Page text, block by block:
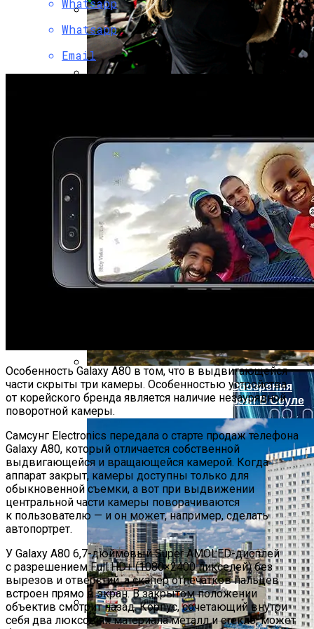
Вьетнам Заказал 18 Новейших
Российских Як-130М
Опасений США По Поводу Ирана
Смартфон Archos 50d Oxygen Ожидается
Футуристическое Колесо Обозрения
Высотой 220 Метров Построят В Сеуле
Whatsapp
Email
Особенность Galaxy A80 в том, что в выдвигающейся
части скрыты три камеры. Особенностью устройства
от корейского бренда является наличие незаурядной
поворотной камеры.
Самсунг Electronics передала о старте продаж телефона
Galaxy A80, который отличается собственной
выдвигающейся и вращающейся камерой. Когда
аппарат закрыт, камеры доступны только для
обыкновенной съемки, а вот при выдвижении
центральной части камеры поворачиваются
к пользователю — и он может, например, сделать
автопортрет.
У Galaxy A80 6,7-дюймовый Super AMOLED-дисплей
с разрешением Full HD+ (1080×2400 пикселей) без
вырезов и отверстий, а сканер отпечатков пальцев
встроен прямо в экран. В закрытом положении
объектив смотрит назад. Корпус, сочетающий внутри
себя два люксовых материала металл и стекло, может